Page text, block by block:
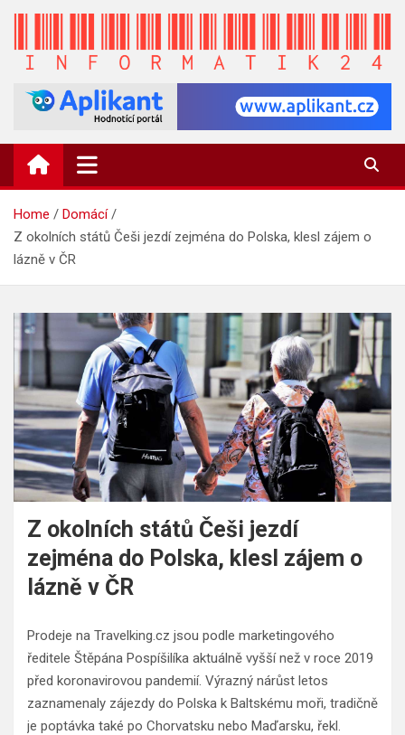
Skip
content
INFORMATIK24.CZ
Zpravodajství informací a novinky
Home
Domácí
Z okolních států Češi jezdí zejména do Polska, klesl zájem o
lázně v ČR
Z okolních států Češi jezdí
zejména do Polska, klesl zájem o
lázně v ČR
Prodeje na Travelking.cz jsou podle marketingového
ředitele Štěpána Pospíšilíka aktuálně vyšší než v roce 2019
před koronavirovou pandemií. Výrazný nárůst letos
zaznamenaly zájezdy do Polska k Baltskému moři, tradičně
je poptávka také po Chorvatsku nebo Maďarsku, řekl.